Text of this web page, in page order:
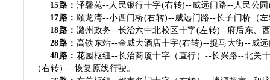
15路： 泽馨苑--人民银行十字(右转)--威远门路-- 人民公
17路： 颐龙湾--小西门桥(右转)--威远门路--长子门桥（左
18路： 潞州政务--长治六中北校区十字(左转)--府后东、
28路： 高铁东站--金威大酒店十字(右转)--捉马大街--威
48路： 花园枢纽 --长治商厦十字（直行）--长兴路--北关
（右转）--恢复原线行驶。